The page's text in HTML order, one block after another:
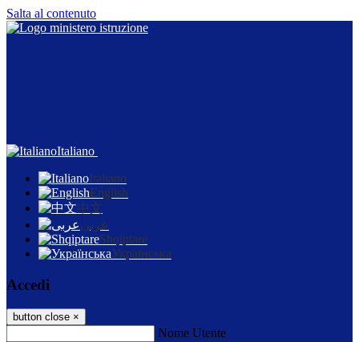
Salta al contenuto
Italiano
Italiano
English
中文
عربى
Shqiptare
Українська
Accedi
button close ×
Nome Utente